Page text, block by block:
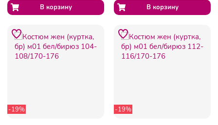
-19% -19%